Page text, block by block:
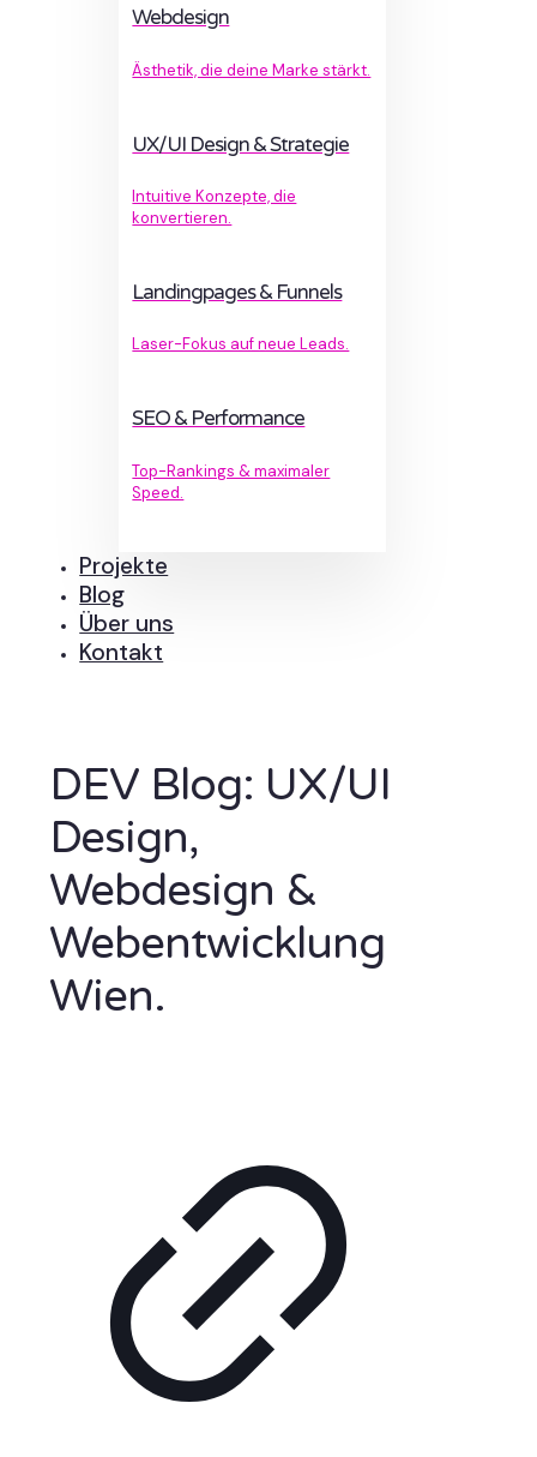
Webdesign
Ästhetik, die deine Marke stärkt.
UX/UI Design & Strategie
Intuitive Konzepte, die
konvertieren.
Landingpages & Funnels
Laser-Fokus auf neue Leads.
SEO & Performance
Top-Rankings & maximaler
Speed.
Projekte
Blog
Über uns
Kontakt
DEV Blog: UX/UI
Design,
Webdesign &
Webentwicklung
Wien.